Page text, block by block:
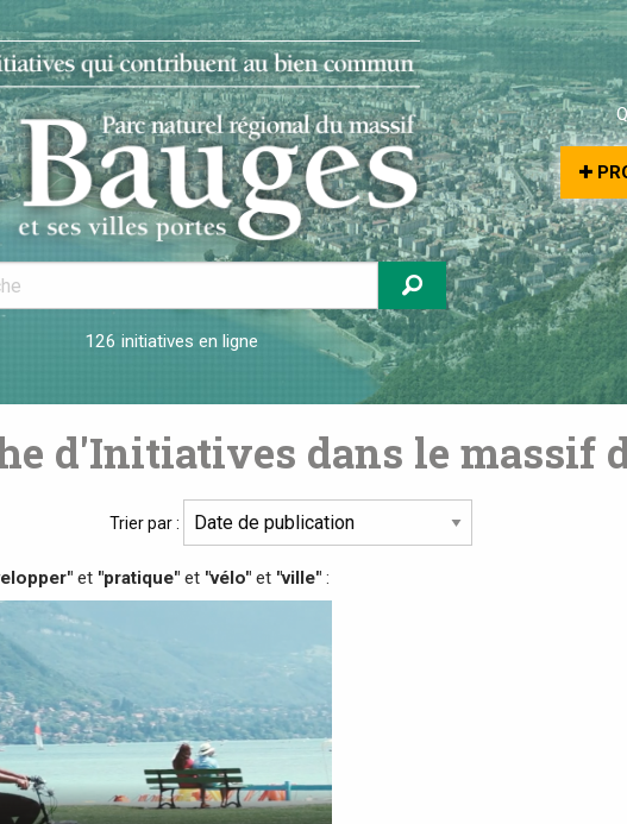
126 initiatives en ligne
d'Initiatives dans le massif
Trier par :
et "pratique" et "vélo" et "ville" :